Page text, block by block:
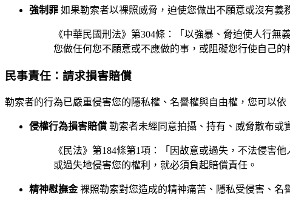
強制罪 如果勒索者以裸照威脅，迫使您做出不願意或沒有義
《中華民國刑法》第304條：「以強暴、脅迫使人行
您做任何您不願意或不應做的事，或阻礙您行使自己的
民事責任：請求損害賠償
勒索者的行為已嚴重侵害您的隱私權、名譽權與自由權，您可以
侵權行為損害賠償 勒索者未經同意拍攝、持有、威脅散布或
《民法》第184條第1項：「因故意或過失，不法侵害
或過失地侵害您的權利，就必須負起賠償責任。
精神慰撫金裸照勒索對您造成的精神痛苦、隱私受侵害、名